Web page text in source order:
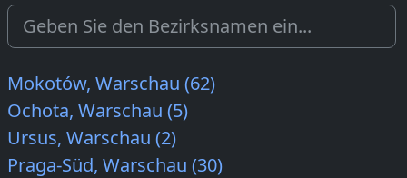
Mokotów, Warschau (62)
Ochota, Warschau (5)
Ursus, Warschau (2)
Praga-Süd, Warschau (30)